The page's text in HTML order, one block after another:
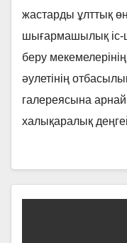
жастарды ұлттық
шығармашылық іс-
беру
әулетінің
галереясына
халықаралық